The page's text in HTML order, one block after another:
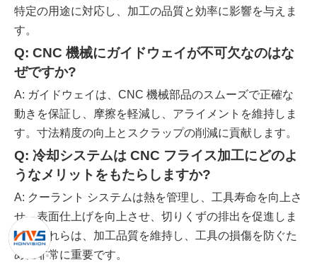
特定の用途に対応し、加工の品質と効率に影響を与えま
す。
Q: CNC 機械にガイドウェイが不可欠なのはな
ぜですか?
A: ガイドウェイは、CNC 機械部品のスムーズで正確な
動きを保証し、摩擦を軽減し、アライメントを維持しま
す。寸法精度の向上とスクラップの削減に貢献します。
Q: 冷却システムは CNC フライス加工にどのよ
うなメリットをもたらしますか?
A: クーラント システムは熱を管理し、工具寿命を向上さ
せ、表面仕上げを向上させ、切りくずの排出を促進しま
す。これらは、加工品質を維持し、工具の損傷を防ぐた
めに非常に重要です。